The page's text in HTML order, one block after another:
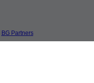
BG Partners